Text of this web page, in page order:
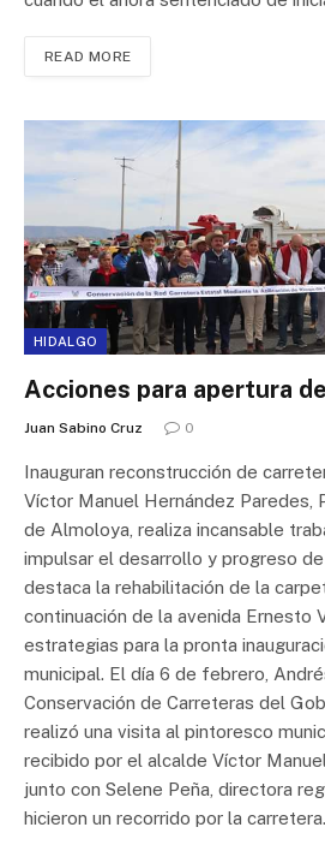
READ MORE
HIDALGO
Acciones para apertura
Juan Sabino Cruz 0
Inauguran reconstrucción de
Víctor Manuel Hernández Paredes,
de Almoloya, realiza incansable
impulsar el desarrollo y progreso
destaca la rehabilitación de la
continuación de la avenida Ernesto
estrategias para la pronta
municipal. El día 6 de febrero,
Conservación de Carreteras del
realizó una visita al pintoresco
recibido por el alcalde Víctor
junto con Selene Peña, directora
hicieron un recorrido por la